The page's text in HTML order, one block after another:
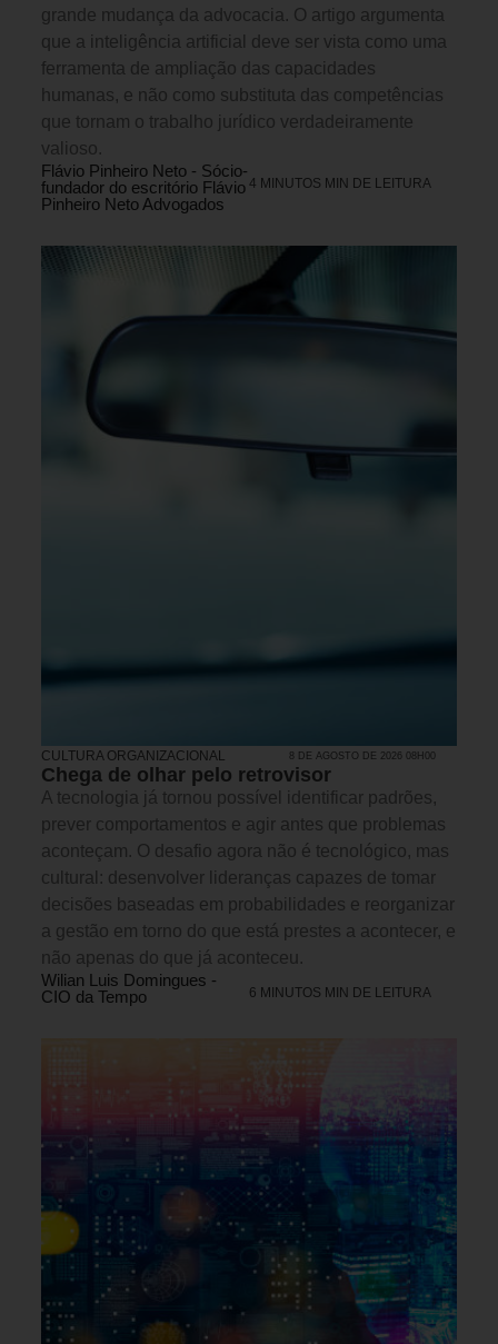
grande mudança da advocacia. O artigo argumenta
que a inteligência artificial deve ser vista como uma
ferramenta de ampliação das capacidades
humanas, e não como substituta das competências
que tornam o trabalho jurídico verdadeiramente
valioso.
Flávio Pinheiro Neto - Sócio-
fundador do escritório Flávio
Pinheiro Neto Advogados
4 MINUTOS MIN DE LEITURA
CULTURA ORGANIZACIONAL 8 DE AGOSTO DE 2026 08H00
Chega de olhar pelo retrovisor
A tecnologia já tornou possível identificar padrões,
prever comportamentos e agir antes que problemas
aconteçam. O desafio agora não é tecnológico, mas
cultural: desenvolver lideranças capazes de tomar
decisões baseadas em probabilidades e reorganizar
a gestão em torno do que está prestes a acontecer, e
não apenas do que já aconteceu.
Wilian Luis Domingues -
CIO da Tempo
6 MINUTOS MIN DE LEITURA